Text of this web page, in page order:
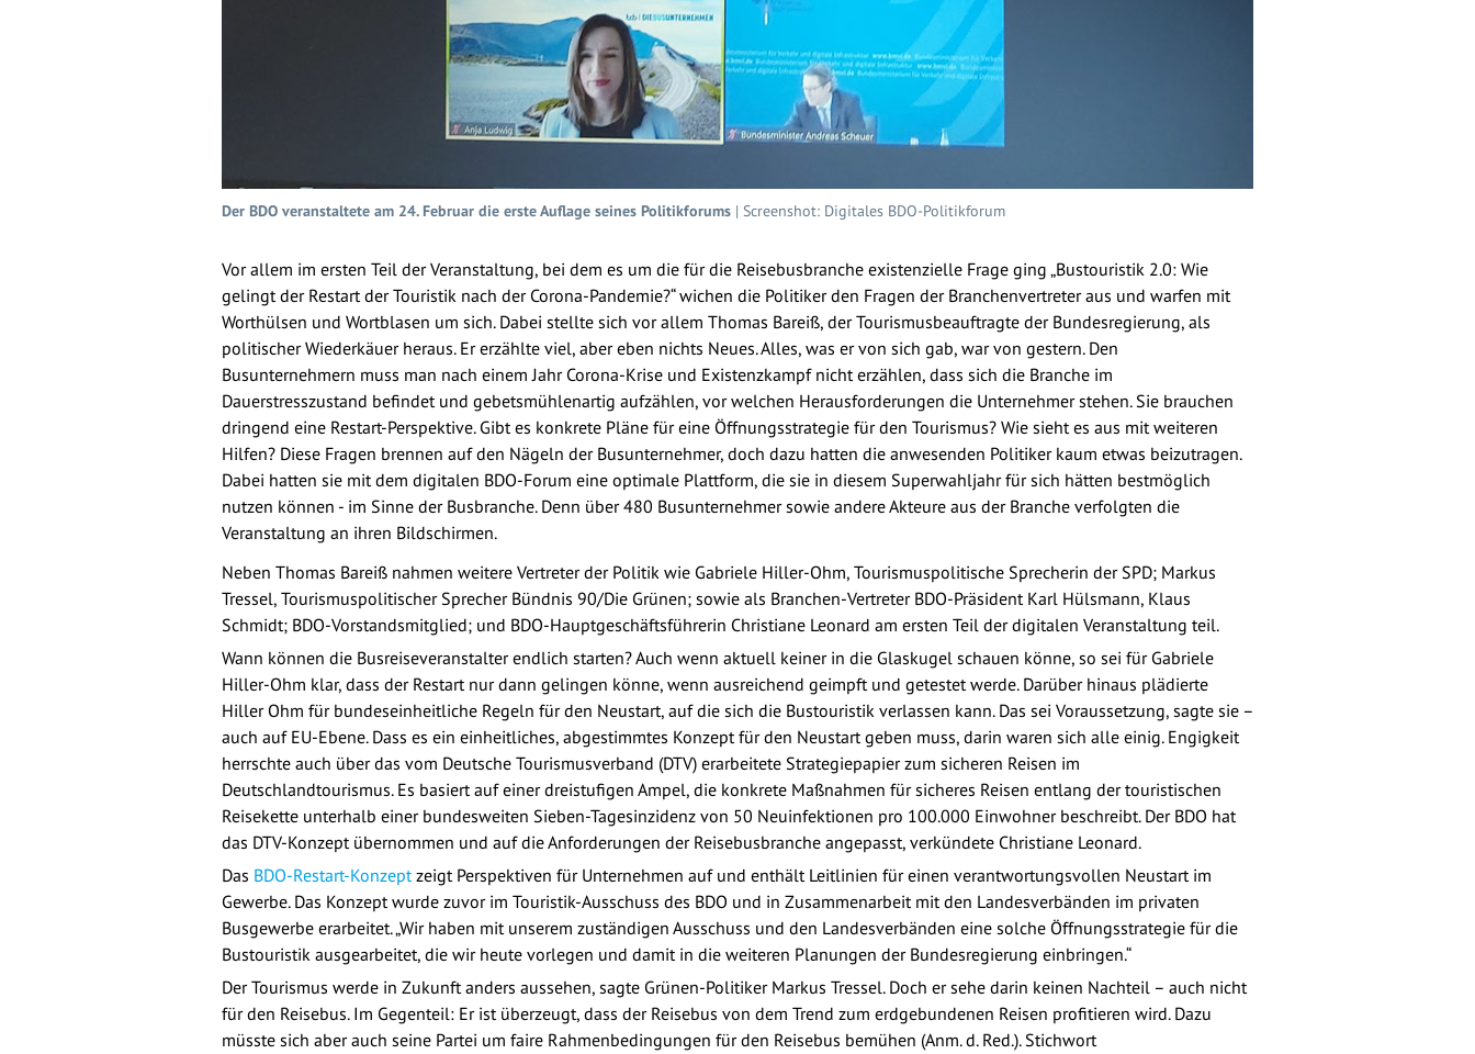
Der BDO veranstaltete am 24. Februar die erste Auflage seines Politikforums | Screenshot: Digitales BDO-Politikforum
Vor allem im ersten Teil der Veranstaltung, bei dem es um die für die Reisebusbranche existenzielle Frage ging „Bustouristik 2.0: Wie
gelingt der Restart der Touristik nach der Corona-Pandemie?“ wichen die Politiker den Fragen der Branchenvertreter aus und warfen mit
Worthülsen und Wortblasen um sich. Dabei stellte sich vor allem Thomas Bareiß, der Tourismusbeauftragte der Bundesregierung, als
politischer Wiederkäuer heraus. Er erzählte viel, aber eben nichts Neues. Alles, was er von sich gab, war von gestern. Den
Busunternehmern muss man nach einem Jahr Corona-Krise und Existenzkampf nicht erzählen, dass sich die Branche im
Dauerstresszustand befindet und gebetsmühlenartig aufzählen, vor welchen Herausforderungen die Unternehmer stehen. Sie brauchen
dringend eine Restart-Perspektive. Gibt es konkrete Pläne für eine Öffnungsstrategie für den Tourismus? Wie sieht es aus mit weiteren
Hilfen? Diese Fragen brennen auf den Nägeln der Busunternehmer, doch dazu hatten die anwesenden Politiker kaum etwas beizutragen.
Dabei hatten sie mit dem digitalen BDO-Forum eine optimale Plattform, die sie in diesem Superwahljahr für sich hätten bestmöglich
nutzen können - im Sinne der Busbranche. Denn über 480 Busunternehmer sowie andere Akteure aus der Branche verfolgten die
Veranstaltung an ihren Bildschirmen.
Neben Thomas Bareiß nahmen weitere Vertreter der Politik wie Gabriele Hiller-Ohm, Tourismuspolitische Sprecherin der SPD; Markus
Tressel, Tourismuspolitischer Sprecher Bündnis 90/Die Grünen; sowie als Branchen-Vertreter BDO-Präsident Karl Hülsmann, Klaus
Schmidt; BDO-Vorstandsmitglied; und BDO-Hauptgeschäftsführerin Christiane Leonard am ersten Teil der digitalen Veranstaltung teil.
Wann können die Busreiseveranstalter endlich starten? Auch wenn aktuell keiner in die Glaskugel schauen könne, so sei für Gabriele
Hiller-Ohm klar, dass der Restart nur dann gelingen könne, wenn ausreichend geimpft und getestet werde. Darüber hinaus plädierte
Hiller Ohm für bundeseinheitliche Regeln für den Neustart, auf die sich die Bustouristik verlassen kann. Das sei Voraussetzung, sagte sie –
auch auf EU-Ebene. Dass es ein einheitliches, abgestimmtes Konzept für den Neustart geben muss, darin waren sich alle einig. Engigkeit
herrschte auch über das vom Deutsche Tourismusverband (DTV) erarbeitete Strategiepapier zum sicheren Reisen im
Deutschlandtourismus. Es basiert auf einer dreistufigen Ampel, die konkrete Maßnahmen für sicheres Reisen entlang der touristischen
Reisekette unterhalb einer bundesweiten Sieben-Tagesinzidenz von 50 Neuinfektionen pro 100.000 Einwohner beschreibt. Der BDO hat
das DTV-Konzept übernommen und auf die Anforderungen der Reisebusbranche angepasst, verkündete Christiane Leonard.
Das BDO-Restart-Konzeptzeigt Perspektiven für Unternehmen auf und enthält Leitlinien für einen verantwortungsvollen Neustart im
Gewerbe. Das Konzept wurde zuvor im Touristik-Ausschuss des BDO und in Zusammenarbeit mit den Landesverbänden im privaten
Busgewerbe erarbeitet. „Wir haben mit unserem zuständigen Ausschuss und den Landesverbänden eine solche Öffnungsstrategie für die
Bustouristik ausgearbeitet, die wir heute vorlegen und damit in die weiteren Planungen der Bundesregierung einbringen.“
Der Tourismus werde in Zukunft anders aussehen, sagte Grünen-Politiker Markus Tressel. Doch er sehe darin keinen Nachteil – auch nicht
für den Reisebus. Im Gegenteil: Er ist überzeugt, dass der Reisebus von dem Trend zum erdgebundenen Reisen profitieren wird. Dazu
müsste sich aber auch seine Partei um faire Rahmenbedingungen für den Reisebus bemühen (Anm. d. Red.). Stichwort